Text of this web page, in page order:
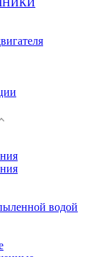
водой